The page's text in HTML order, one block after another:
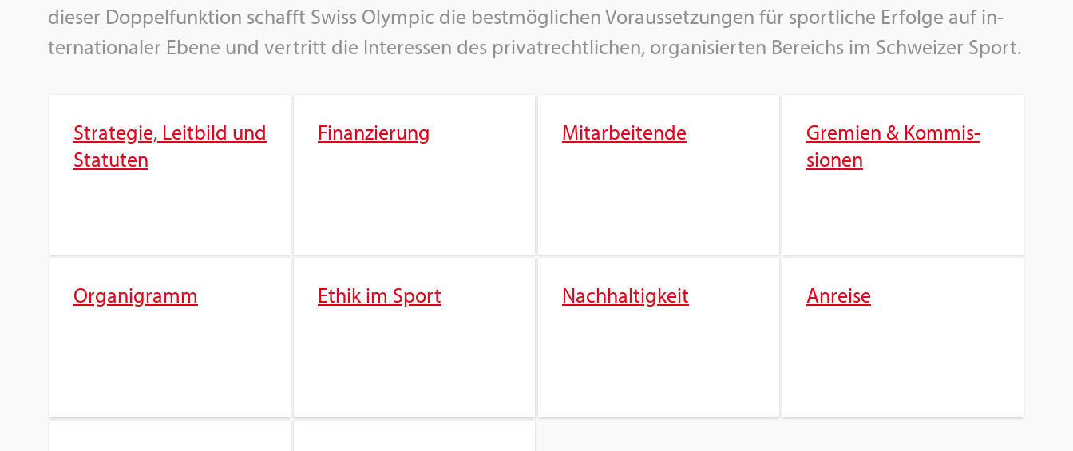
die­ser Dop­pel­funk­ti­on schafft Swiss Olym­pic die best­mög­li­chen Vor­aus­set­zun­gen für sport­li­che Er­fol­ge auf in­
ter­na­tio­na­ler Ebene und ver­tritt die In­ter­es­sen des pri­vat­recht­li­chen, or­ga­ni­sier­ten Be­reichs im Schwei­zer Sport.
Stra­te­gie, Leit­bild und
Sta­tu­ten
Fi­nan­zie­rung Mit­ar­bei­ten­de
Gre­mi­en & Kom­mis­
sio­nen
Or­ga­ni­gramm Ethik im Sport Nach­hal­tig­keit An­rei­se